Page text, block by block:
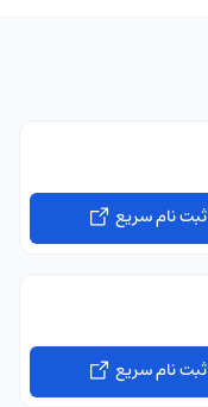
ثبت نام سریع
ثبت نام سریع